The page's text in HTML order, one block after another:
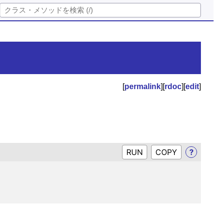
[permalink][rdoc][edit]
RUN ?